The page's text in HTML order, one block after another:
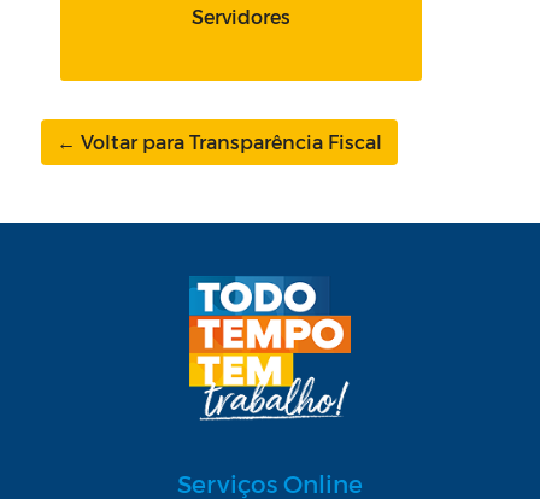
Servidores
← Voltar para Transparência Fiscal
Serviços Online